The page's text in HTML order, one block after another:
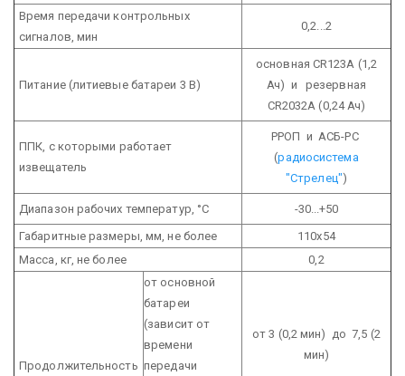
Время передачи контрольных
сигналов, мин
0,2...2
Питание (литиевые батареи 3 В)
основная CR123А (1,2
Ач) и резервная
CR2032А (0,24 Ач)
ППК, с которыми работает
извещатель
РРОП и АСБ-РС
(радиосистема
"Стрелец")
Диапазон рабочих температур, °С
-30...+50
Габаритные размеры, мм, не более
110х54
Масса, кг, не более
0,2
Продолжительность
от основной
батареи
(зависит от
времени
передачи
от 3 (0,2 мин) до 7,5 (2
мин)